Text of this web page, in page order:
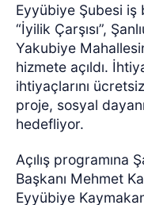
Eyyübiye Şubesi
“İyilik Çarşısı”,
Yakubiye
hizmete açıldı.
ihtiyaçlarını
proje, sosyal
hedefliyor.
Açılış programına
Başkanı Mehmet
Eyyübiye